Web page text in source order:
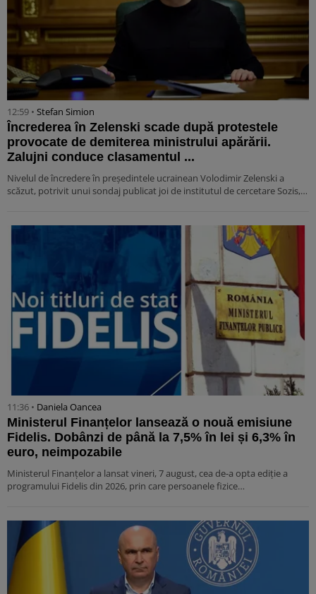
12:59 • Stefan Simion
Încrederea în Zelenski scade după protestele
provocate de demiterea ministrului apărării.
Zalujni conduce clasamentul ...
Nivelul de încredere în președintele ucrainean Volodimir Zelenski a
scăzut, potrivit unui sondaj publicat joi de institutul de cercetare Sozis,…
11:36 • Daniela Oancea
Ministerul Finanțelor lansează o nouă emisiune
Fidelis. Dobânzi de până la 7,5% în lei și 6,3% în
euro, neimpozabile
Ministerul Finanțelor a lansat vineri, 7 august, cea de-a opta ediție a
programului Fidelis din 2026, prin care persoanele fizice…